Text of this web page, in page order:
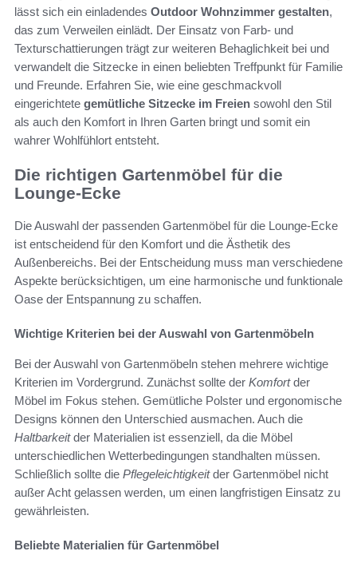
lässt sich ein einladendes Outdoor Wohnzimmer gestalten,
das zum Verweilen einlädt. Der Einsatz von Farb- und
Texturschattierungen trägt zur weiteren Behaglichkeit bei und
verwandelt die Sitzecke in einen beliebten Treffpunkt für Familie
und Freunde. Erfahren Sie, wie eine geschmackvoll
eingerichtete gemütliche Sitzecke im Freien sowohl den Stil
als auch den Komfort in Ihren Garten bringt und somit ein
wahrer Wohlfühlort entsteht.
Die richtigen Gartenmöbel für die
Lounge-Ecke
Die Auswahl der passenden Gartenmöbel für die Lounge-Ecke
ist entscheidend für den Komfort und die Ästhetik des
Außenbereichs. Bei der Entscheidung muss man verschiedene
Aspekte berücksichtigen, um eine harmonische und funktionale
Oase der Entspannung zu schaffen.
Wichtige Kriterien bei der Auswahl von Gartenmöbeln
Bei der Auswahl von Gartenmöbeln stehen mehrere wichtige
Kriterien im Vordergrund. Zunächst sollte der Komfortder
Möbel im Fokus stehen. Gemütliche Polster und ergonomische
Designs können den Unterschied ausmachen. Auch die
Haltbarkeitder Materialien ist essenziell, da die Möbel
unterschiedlichen Wetterbedingungen standhalten müssen.
Schließlich sollte die Pflegeleichtigkeitder Gartenmöbel nicht
außer Acht gelassen werden, um einen langfristigen Einsatz zu
gewährleisten.
Beliebte Materialien für Gartenmöbel